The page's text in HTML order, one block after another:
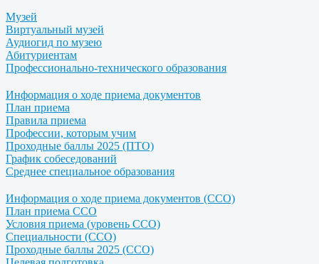
Музей
Виртуальный музей
Аудиогид по музею
Абитуриентам
Профессионально-технического образования
Информация о ходе приема документов
План приема
Правила приема
Профессии, которым учим
Проходные баллы 2025 (ПТО)
График собеседований
Среднее специальное образования
Информация о ходе приема документов (ССО)
План приема ССО
Условия приема (уровень ССО)
Специальности (ССО)
Проходные баллы 2025 (ССО)